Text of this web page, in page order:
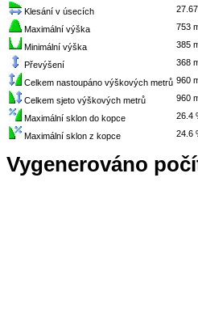
Klesání v úsecích
Maximální výška 753
Minimální výška 385
Převýšení 368
Celkem nastoupáno výškových metrů 960
Celkem sjeto výškových metrů 960
Maximální sklon do kopce 26.4
Maximální sklon z kopce 24.6
Vygenerováno